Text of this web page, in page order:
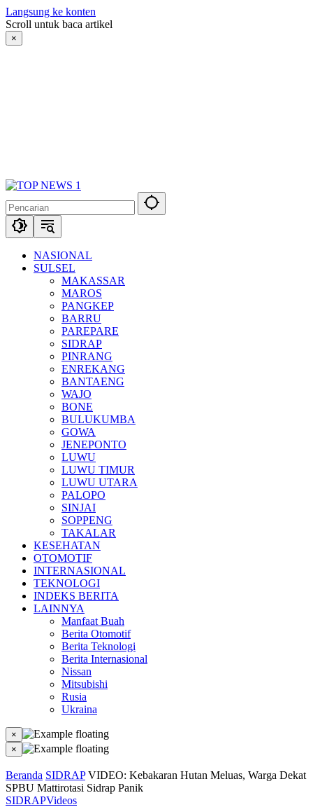
Langsung ke konten
Scroll untuk baca artikel
×
NASIONAL
SULSEL
MAKASSAR
MAROS
PANGKEP
BARRU
PAREPARE
SIDRAP
PINRANG
ENREKANG
BANTAENG
WAJO
BONE
BULUKUMBA
GOWA
JENEPONTO
LUWU
LUWU TIMUR
LUWU UTARA
PALOPO
SINJAI
SOPPENG
TAKALAR
KESEHATAN
OTOMOTIF
INTERNASIONAL
TEKNOLOGI
INDEKS BERITA
LAINNYA
Manfaat Buah
Berita Otomotif
Berita Teknologi
Berita Internasional
Nissan
Mitsubishi
Rusia
Ukraina
×
×
Beranda SIDRAP VIDEO: Kebakaran Hutan Meluas, Warga Dekat
SPBU Mattirotasi Sidrap Panik
SIDRAPVideos